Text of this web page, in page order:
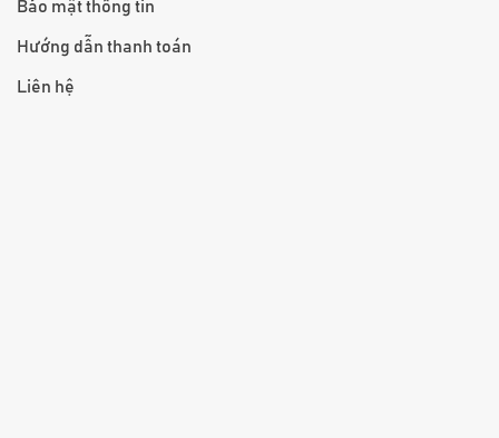
Bảo mật thông tin
Hướng dẫn thanh toán
Liên hệ